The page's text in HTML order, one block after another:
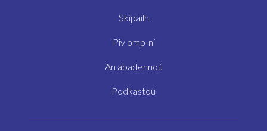
Skipailh
Piv omp-ni
An abadennoù
Podkastoù